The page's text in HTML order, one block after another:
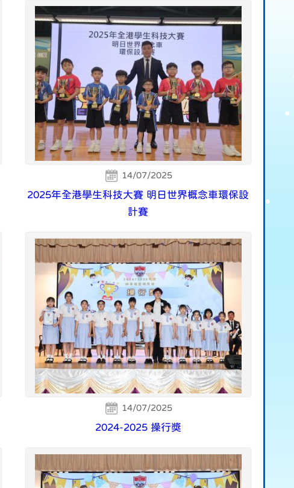
14/07/2025
2025年全港學生科技大賽 明日世界概念車環保設
計賽
14/07/2025
2024-2025 操行獎